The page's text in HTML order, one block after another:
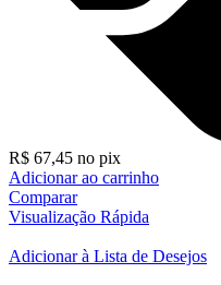
R$ 67,45 no pix
Adicionar ao carrinho
Comparar
Visualização Rápida
Adicionar à Lista de Desejos